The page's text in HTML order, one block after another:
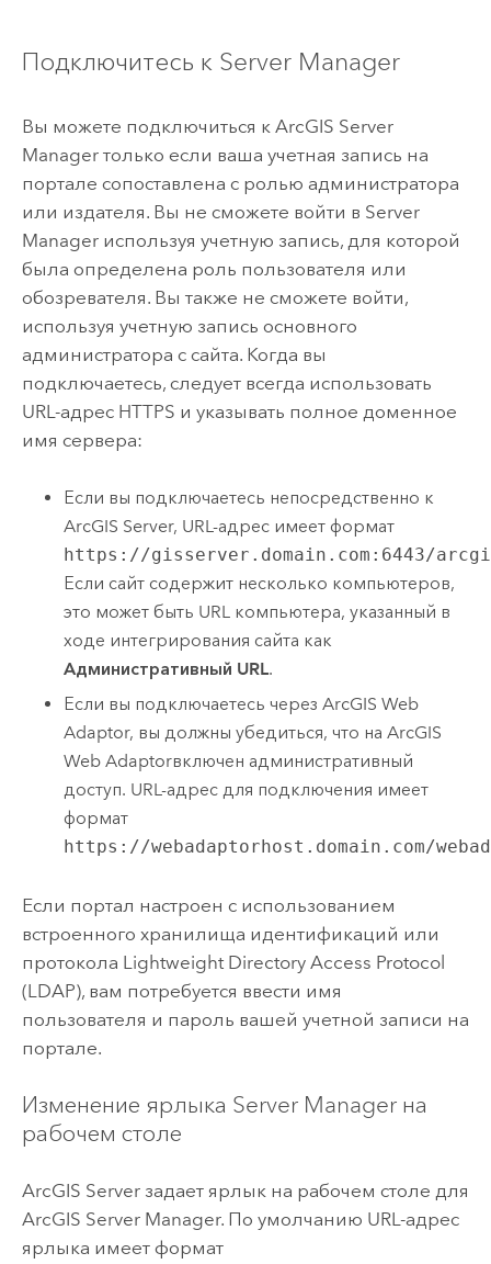
Подключитесь к Server Manager
Вы можете подключиться к ArcGIS Server
Managerтолько если ваша учетная запись на
портале сопоставлена с ролью администратора
или издателя. Вы не сможете войти в Server
Managerиспользуя учетную запись, для которой
была определена роль пользователя или
обозревателя. Вы также не сможете войти,
используя учетную запись основного
администратора с сайта. Когда вы
подключаетесь, следует всегда использовать
URL-адрес HTTPS и указывать полное доменное
имя сервера:
Если вы подключаетесь непосредственно к
ArcGIS Server, URL-адрес имеет формат
https://gisserver.domain.com:6443/
Если сайт содержит несколько компьютеров,
это может быть URL компьютера, указанный в
ходе интегрирования сайта как
Административный URL.
Если вы подключаетесь черезArcGIS Web
Adaptor, вы должны убедиться, что наArcGIS
Web Adaptorвключен административный
доступ. URL-адрес для подключения имеет
формат
https://webadaptorhost.domain.com/
Если портал настроен с использованием
встроенного хранилища идентификаций или
протокола Lightweight Directory Access Protocol
(LDAP), вам потребуется ввести имя
пользователя и пароль вашей учетной записи на
портале.
Изменение ярлыка Server Managerна
рабочем столе
ArcGIS Serverзадает ярлык на рабочем столе для
ArcGIS Server Manager. По умолчанию URL-адрес
ярлыка имеет формат